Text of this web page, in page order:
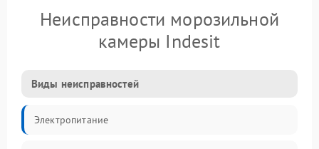
Неисправности морозильной
камеры Indesit
Виды неисправностей
Электропитание